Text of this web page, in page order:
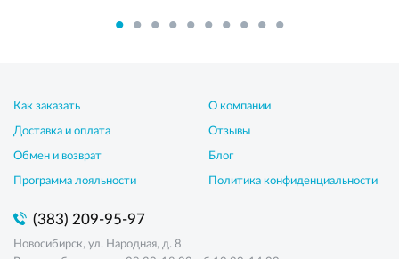
Как заказать
Доставка и оплата
Обмен и возврат
Программа лояльности
О компании
Отзывы
Блог
Политика конфиденциальности
(383) 209-95-97
Новосибирск, ул. Народная, д. 8